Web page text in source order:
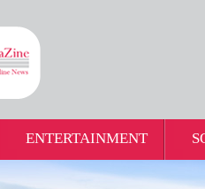
ENTERTAINMENT